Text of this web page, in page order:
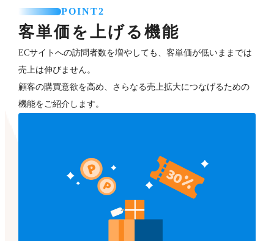
POINT2
客単価を上げる機能
ECサイトへの訪問者数を増やしても、客単価が低いままでは
売上は伸びません。
顧客の購買意欲を高め、さらなる売上拡大につなげるための
機能をご紹介します。